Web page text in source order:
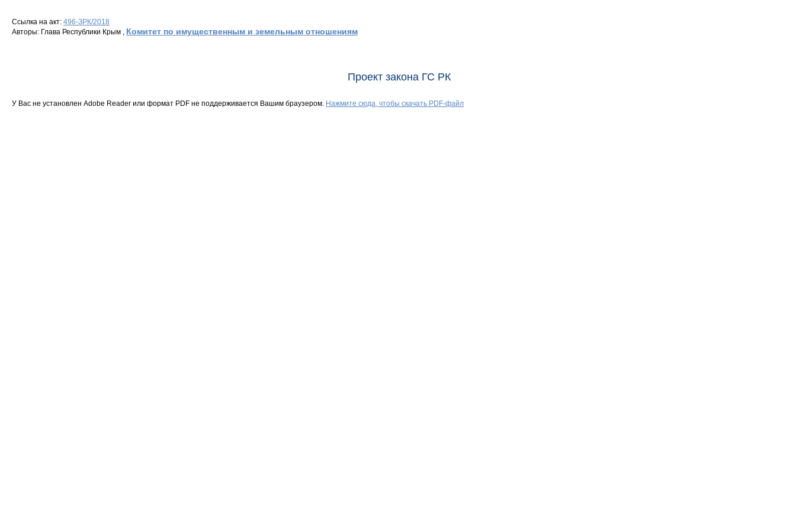
Ссылка на акт: 496-ЗРК/2018
Авторы: Глава Республики Крым , Комитет по имущественным и земельным отношениям
Проект закона ГС РК
У Вас не установлен Adobe Reader или формат PDF не поддерживается Вашим браузером. Нажмите сюда, чтобы скачать PDF-файл